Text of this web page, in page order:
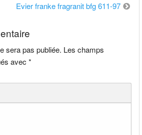
Evier franke fragranit bfg 611-97
sera pas publiée. Les champs
avec*